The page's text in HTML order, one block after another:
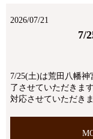
2026/07/21
7/
7/25(土)は荒田八幡
了させていただきま
対応させていただきま